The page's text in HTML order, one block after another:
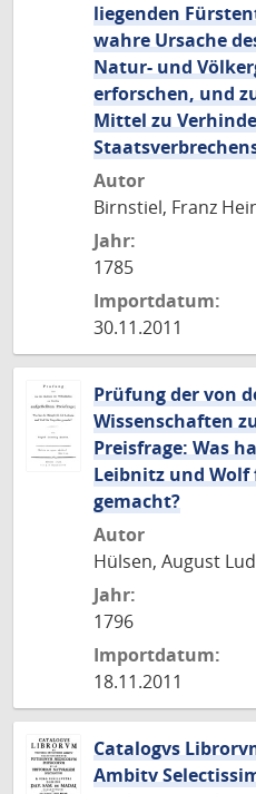
liegenden
wahre Ursache
Natur- und
erforschen, und
Mittel zu
Autor
Birnstiel, Franz
Jahr:
1785
Importdatum:
30.11.2011
Prüfung der von
Wissenschaften
Preisfrage: Was
Leibnitz und Wolf
gemacht?
Autor
Hülsen, August
Jahr:
1796
Importdatum:
18.11.2011
Catalogvs
Ambitv